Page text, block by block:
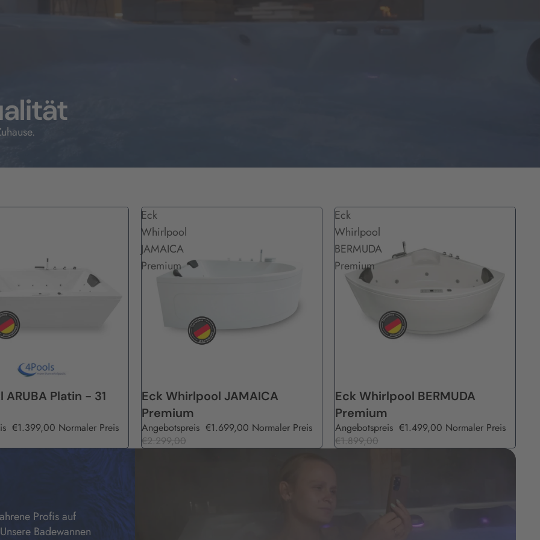
Platin - 31
€1.399,00 Normaler Preis
Eck
Whirlpool
JAMAICA
Premium
Angebot
Eck Whirlpool JAMAICA
Premium
Angebotspreis €1.699,00 Normaler Preis
€2.299,00
Eck
Whirlpool
BERMUDA
Premium
Angebot
Eck Whirlpool BERMUDA
Premium
Angebotspreis €1.499,00 Normaler Preis
€1.899,00
Profis auf
Badewannen